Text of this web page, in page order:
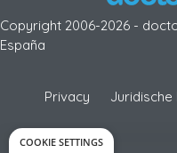
Copyright 2006-2026 -
España
Privacy
COOKIE SETTINGS